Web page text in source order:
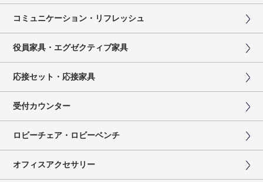
コミュニケーション・リフレッシュ
役員家具・エグゼクティブ家具
応接セット・応接家具
受付カウンター
ロビーチェア・ロビーベンチ
オフィスアクセサリー